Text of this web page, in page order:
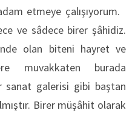
etmeye çalışıyorum.
ve sâdece birer şâhidiz.
olan biteni hayret ve
muvakkaten burada
sanat galerisi gibi baştan
Birer müşâhit olarak